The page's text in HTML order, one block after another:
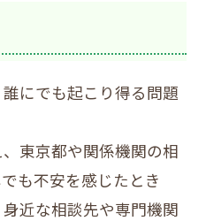
にでも起こり得る問題
東京都や関係機関の相
も不安を感じたとき
近な相談先や専門機関